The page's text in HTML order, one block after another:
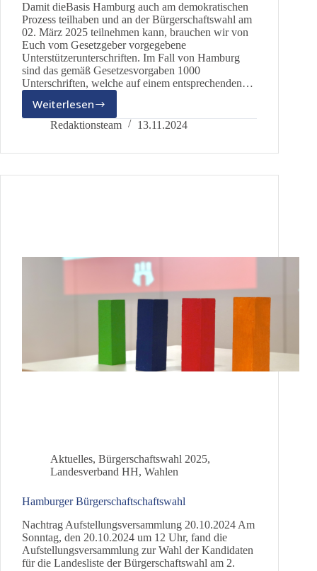
Damit dieBasis Hamburg auch am demokratischen
Prozess teilhaben und an der Bürgerschaftswahl am
02. März 2025 teilnehmen kann, brauchen wir von
Euch vom Gesetzgeber vorgegebene
Unterstützerunterschriften. Im Fall von Hamburg
sind das gemäß Gesetzesvorgaben 1000
Unterschriften, welche auf einem entsprechenden…
WeiterlesenUnterstützerunterschriften
für
Bürgerschaftswahl
Redaktionsteam 13.11.2024
Aktuelles, Bürgerschaftswahl 2025,
Landesverband HH, Wahlen
Hamburger Bürgerschaftschaftswahl
Nachtrag Aufstellungsversammlung 20.10.2024 Am
Sonntag, den 20.10.2024 um 12 Uhr, fand die
Aufstellungsversammlung zur Wahl der Kandidaten
für die Landesliste der Bürgerschaftswahl am 2.